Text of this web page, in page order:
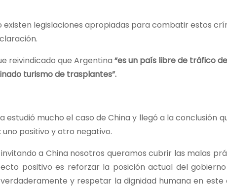
existen legislaciones apropiadas para combatir estos
reivindicado que Argentina “es un país libre de tráfico de
turismo de trasplantes”.
estudió mucho el caso de China y llegó a la conclusión
positivo y otro negativo.
a China nosotros queramos cubrir las malas
positivo es reforzar la posición actual del
y respetar la dignidad humana en este